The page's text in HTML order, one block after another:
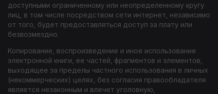
доступными ограниченному или неопределенному кругу
лиц, в том числе посредством сети интернет, независимо
от того, будет предоставляться доступ за плату или
безвозмездно.
Копирование, воспроизведение и иное использование
электронной книги, ее частей, фрагментов и элементов,
выходящее за пределы частного использования в личных
(некоммерческих) целях, без согласия правообладателя
является незаконным и влечет уголовную,